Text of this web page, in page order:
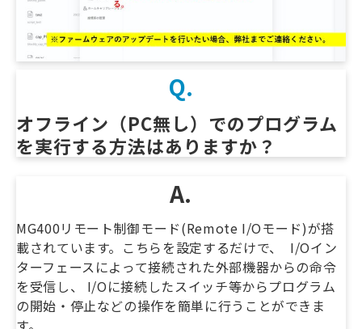
Q.
オフライン（PC無し）でのプログラム
を実行する方法はありますか？
A.
MG400リモート制御モード(Remote I/Oモード)が搭
載されています。こちらを設定するだけで、 I/Oイン
ターフェースによって接続された外部機器からの命令
を受信し、 I/Oに接続したスイッチ等からプログラム
の開始・停止などの操作を簡単に行うことができま
す。